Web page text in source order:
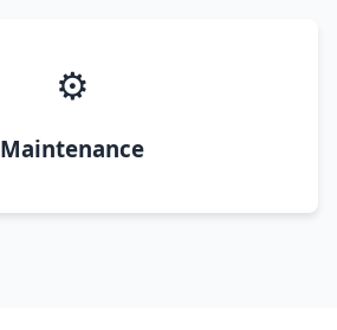
⚙️
Maintenance